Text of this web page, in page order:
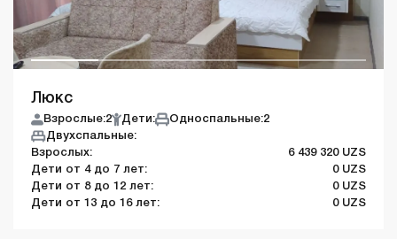
Люкс
Взрослые:2 Дети: Односпальные:2
Двухспальные:
Взрослых:
6 439 320 UZS
Дети от 4 до 7 лет:
0 UZS
Дети от 8 до 12 лет:
0 UZS
Дети от 13 до 16 лет:
0 UZS